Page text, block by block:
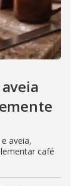
aveia,
café